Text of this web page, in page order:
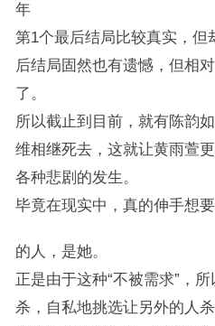
年
第1个最后结局比较真实，但
后结局固然也有遗憾，但相
了。
所以截止到目前，就有陈韵
维相继死去，这就让黄雨萱
各种悲剧的发生。
毕竟在现实中，真的伸手想
的人，是她。
正是由于这种“不被需求”，
杀，自私地挑选让另外的人杀